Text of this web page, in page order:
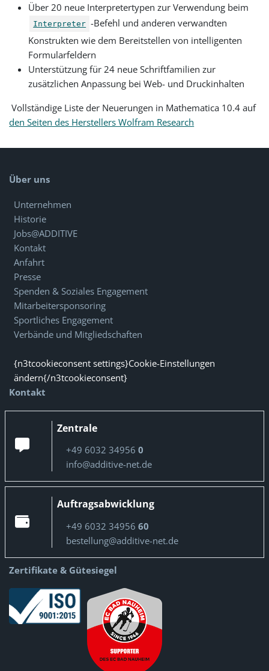
Über 20 neue Interpretertypen zur Verwendung beim
Interpreter -Befehl und anderen verwandten
Konstrukten wie dem Bereitstellen von intelligenten
Formularfeldern
Unterstützung für 24 neue Schriftfamilien zur
zusätzlichen Anpassung bei Web- und Druckinhalten
Vollständige Liste der Neuerungen in Mathematica 10.4 auf
den Seiten des Herstellers Wolfram Research
Über uns
Unternehmen
Historie
Jobs@ADDITIVE
Kontakt
Anfahrt
Presse
Spenden & Soziales Engagement
Mitarbeitersponsoring
Sportliches Engagement
Verbände und Mitgliedschaften
{n3tcookieconsent settings}Cookie-Einstellungen
ändern{/n3tcookieconsent}
Kontakt
Zentrale
+49 6032 34956 0
info@additive-net.de
Auftragsabwicklung
+49 6032 34956 60
bestellung@additive-net.de
Zertifikate & Gütesiegel